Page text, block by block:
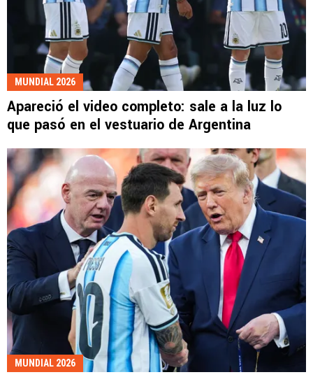
MUNDIAL 2026
Apareció el video completo: sale a la luz lo
que pasó en el vestuario de Argentina
MUNDIAL 2026